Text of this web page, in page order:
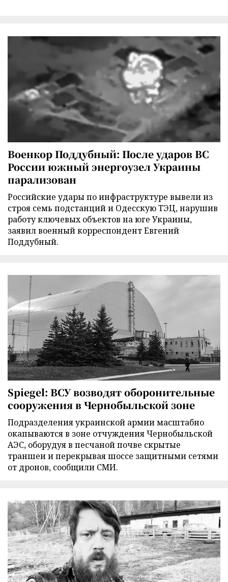
Военкор Поддубный: После ударов ВС
России южный энергоузел Украины
парализован
Российские удары по инфраструктуре вывели из
строя семь подстанций и Одесскую ТЭЦ, нарушив
работу ключевых объектов на юге Украины,
заявил военный корреспондент Евгений
Поддубный.
Spiegel: ВСУ возводят оборонительные
сооружения в Чернобыльской зоне
Подразделения украинской армии масштабно
окапываются в зоне отчуждения Чернобыльской
АЭС, оборудуя в песчаной почве скрытые
траншеи и перекрывая шоссе защитными сетями
от дронов, сообщили СМИ.